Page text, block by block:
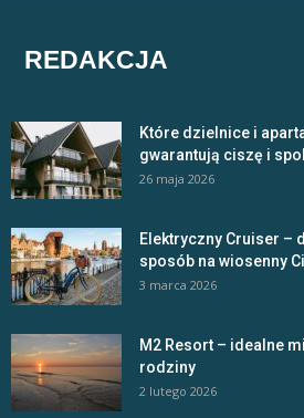
REDAKCJA
Które dzielnice i
gwarantują ciszę i
26 maja 2026
Elektryczny Cruiser –
sposób na wiosenny
3 marca 2026
M2 Resort – idealne
rodziny
2 lutego 2026